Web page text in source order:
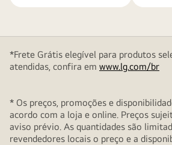
*Frete Grátis elegível para produtos
atendidas, confira em www.lg.com/br
* Os preços, promoções e
acordo com a loja e online. Preços
aviso prévio. As quantidades são
revendedores locais o preço e a